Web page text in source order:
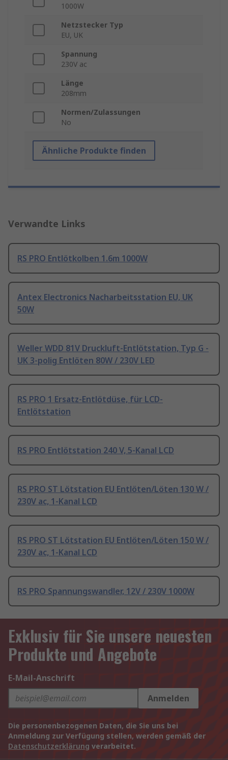
1000W
Netzstecker Typ
EU, UK
Spannung
230V ac
Länge
208mm
Normen/Zulassungen
No
Ähnliche Produkte finden
Verwandte Links
RS PRO Entlötkolben 1.6m 1000W
Antex Electronics Nacharbeitsstation EU, UK
50W
Weller WDD 81V Druckluft-Entlötstation, Typ G -
UK 3-polig Entlöten 80W / 230V LED
RS PRO 1 Ersatz-Entlötdüse, für LCD-
Entlötstation
RS PRO Entlötstation 240 V, 5-Kanal LCD
RS PRO ST Lötstation EU Entlöten/Löten 130 W /
230V ac, 1-Kanal LCD
RS PRO ST Lötstation EU Entlöten/Löten 150 W /
230V ac, 1-Kanal LCD
RS PRO Spannungswandler, 12V / 230V 1000W
Exklusiv für Sie unsere neuesten
Produkte und Angebote
E-Mail-Anschrift
Anmelden
Die personenbezogenen Daten, die Sie uns bei
Anmeldung zur Verfügung stellen, werden gemäß der
Datenschutzerklärung verarbeitet.